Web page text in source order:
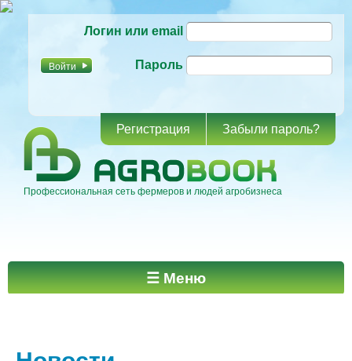
основному
Логин или email
Пароль
Регистрация Забыли пароль?
Профессиональная сеть фермеров и людей агробизнеса
Главное меню ☰ Меню